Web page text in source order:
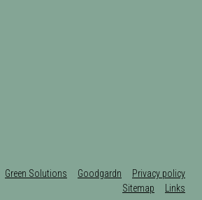
Green Solutions Goodgardn
Privacy policy
Sitemap
Links